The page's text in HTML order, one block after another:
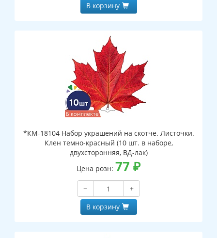
В корзину
*КМ-18104 Набор украшений на скотче. Листочки.
Клен темно-красный (10 шт. в наборе,
двухсторонняя, ВД-лак)
Цена розн: 77 ₽
−
+
В корзину